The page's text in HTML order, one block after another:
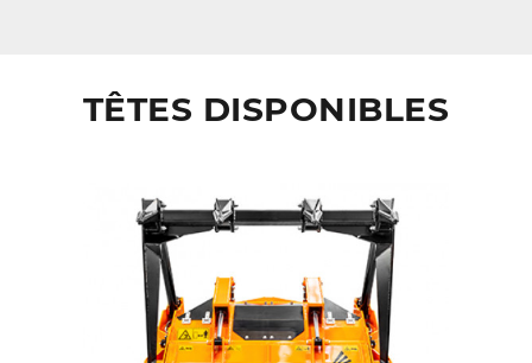
TÊTES DISPONIBLES